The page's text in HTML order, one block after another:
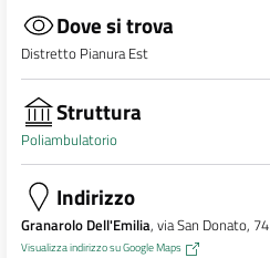
Dove si trova
Distretto Pianura Est
Struttura
Poliambulatorio
Indirizzo
Granarolo Dell'Emilia, via San Donato, 74
Visualizza indirizzo su Google Maps